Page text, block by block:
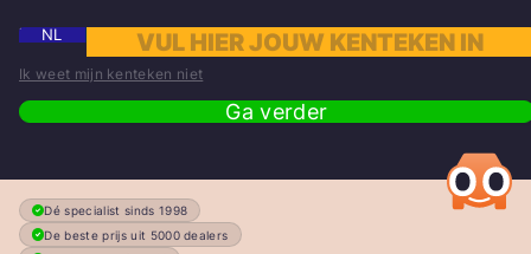
NL
Ik weet mijn kenteken niet
Ga verder
Dé specialist sinds 1998
De beste prijs uit 5000 dealers